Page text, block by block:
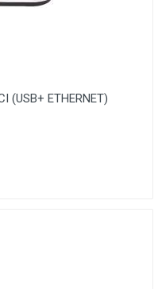
(USB+ ETHERNET)